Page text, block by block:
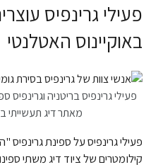
פעילי גרינפיס
באוקיינוס האטלנטי
פעילי גרינפיס בריטניה וגרינפיס
מאתר דיג תעשייתי
קילומטרים של ציוד דיג משתי